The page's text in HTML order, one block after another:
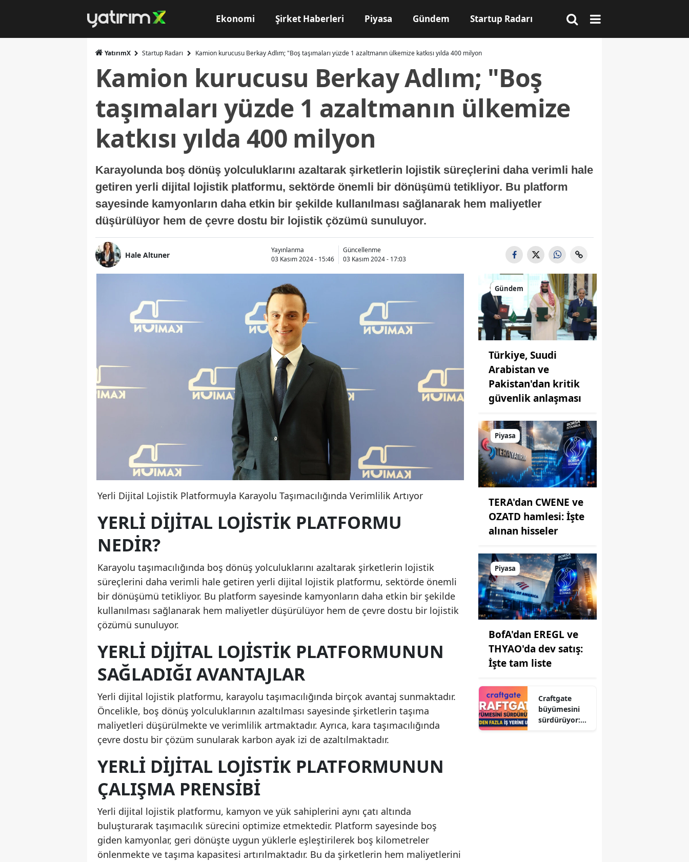
Ekonomi Şirket Haberleri Piyasa Gündem Startup Radarı
YatırımX Startup Radarı Kamion kurucusu Berkay Adlım; "Boş taşımaları yüzde 1 azaltmanın ülkemize katkısı yılda 400 milyon
Kamion kurucusu Berkay Adlım; "Boş
taşımaları yüzde 1 azaltmanın ülkemize
katkısı yılda 400 milyon
Karayolunda boş dönüş yolculuklarını azaltarak şirketlerin lojistik süreçlerini daha verimli hale
getiren yerli dijital lojistik platformu, sektörde önemli bir dönüşümü tetikliyor. Bu platform
sayesinde kamyonların daha etkin bir şekilde kullanılması sağlanarak hem maliyetler
düşürülüyor hem de çevre dostu bir lojistik çözümü sunuluyor.
Hale Altuner
Yayınlanma
03 Kasım 2024 - 15:46
Güncellenme
03 Kasım 2024 - 17:03
Yerli Dijital Lojistik Platformuyla Karayolu Taşımacılığında Verimlilik Artıyor
YERLI DIJITAL LOJISTIK PLATFORMU
NEDIR?
Karayolu taşımacılığında boş dönüş yolculuklarını azaltarak şirketlerin lojistik
süreçlerini daha verimli hale getiren yerli dijital lojistik platformu, sektörde önemli
bir dönüşümü tetikliyor. Bu platform sayesinde kamyonların daha etkin bir şekilde
kullanılması sağlanarak hem maliyetler düşürülüyor hem de çevre dostu bir lojistik
çözümü sunuluyor.
YERLI DIJITAL LOJISTIK PLATFORMUNUN
SAĞLADIĞI AVANTAJLAR
Yerli dijital lojistik platformu, karayolu taşımacılığında birçok avantaj sunmaktadır.
Öncelikle, boş dönüş yolculuklarının azaltılması sayesinde şirketlerin taşıma
maliyetleri düşürülmekte ve verimlilik artmaktadır. Ayrıca, kara taşımacılığında
çevre dostu bir çözüm sunularak karbon ayak izi de azaltılmaktadır.
YERLI DIJITAL LOJISTIK PLATFORMUNUN
ÇALIŞMA PRENSIBI
Yerli dijital lojistik platformu, kamyon ve yük sahiplerini aynı çatı altında
buluşturarak taşımacılık sürecini optimize etmektedir. Platform sayesinde boş
giden kamyonlar, geri dönüşte uygun yüklerle eşleştirilerek boş kilometreler
önlenmekte ve taşıma kapasitesi artırılmaktadır. Bu da şirketlerin hem maliyetlerini
Gündem
Türkiye, Suudi
Arabistan ve
Pakistan'dan kritik
güvenlik anlaşması
Piyasa
TERA'dan CWENE ve
OZATD hamlesi: İşte
alınan hisseler
Piyasa
BofA'dan EREGL ve
THYAO'da dev satış:
İşte tam liste
Craftgate
büyümesini
sürdürüyor: